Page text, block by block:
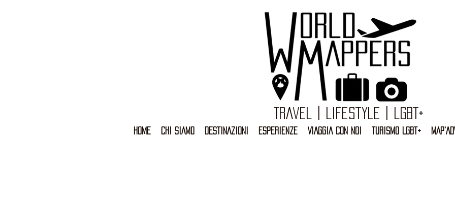
Travel | Lifestyle | LGBT+
HOME CHI SIAMO DESTINAZIONI ESPERIENZE VIAGGIA CON NOI TURISMO LGBT+